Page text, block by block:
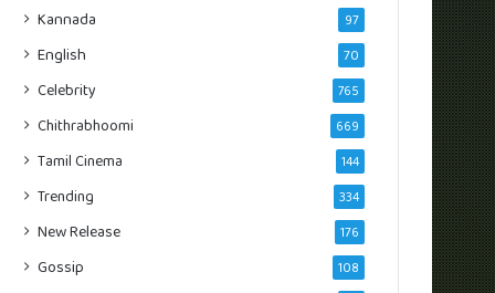
Kannada 97
English 70
Celebrity 765
Chithrabhoomi 669
Tamil Cinema 144
Trending 334
New Release 176
Gossip 108